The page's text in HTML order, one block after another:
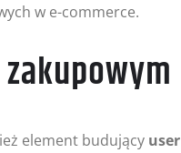
w e-commerce.
element budujący user